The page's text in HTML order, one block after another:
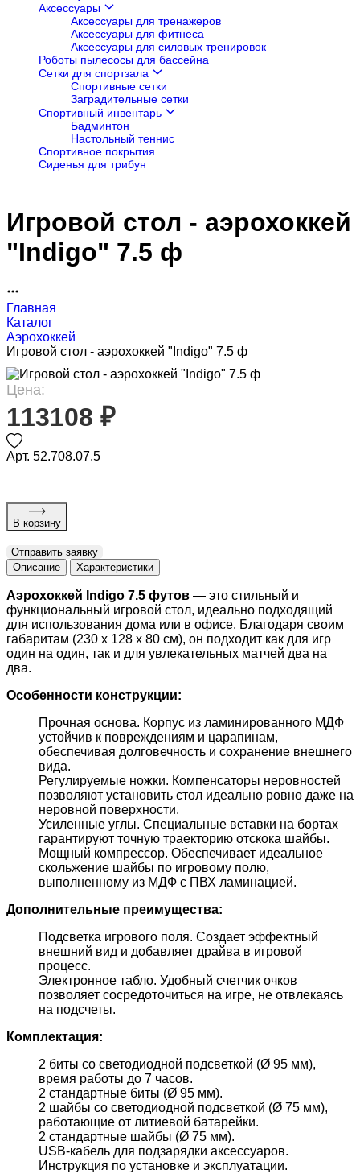
Аксессуары
Аксессуары для тренажеров
Аксессуары для фитнеса
Аксессуары для силовых тренировок
Роботы пылесосы для бассейна
Сетки для спортзала
Спортивные сетки
Заградительные сетки
Спортивный инвентарь
Бадминтон
Настольный теннис
Спортивное покрытия
Сиденья для трибун
Игровой стол - аэрохоккей
"Indigo" 7.5 ф
Главная
Каталог
Аэрохоккей
Игровой стол - аэрохоккей "Indigo" 7.5 ф
Цена:
113108 ₽
Арт. 52.708.07.5
В корзину
Отправить заявку
Описание
Характеристики
Аэрохоккей Indigo 7.5 футов — это стильный и
функциональный игровой стол, идеально подходящий
для использования дома или в офисе. Благодаря своим
габаритам (230 х 128 х 80 см), он подходит как для игр
один на один, так и для увлекательных матчей два на
два.
Особенности конструкции:
Прочная основа. Корпус из ламинированного МДФ
устойчив к повреждениям и царапинам,
обеспечивая долговечность и сохранение внешнего
вида.
Регулируемые ножки. Компенсаторы неровностей
позволяют установить стол идеально ровно даже на
неровной поверхности.
Усиленные углы. Специальные вставки на бортах
гарантируют точную траекторию отскока шайбы.
Мощный компрессор. Обеспечивает идеальное
скольжение шайбы по игровому полю,
выполненному из МДФ с ПВХ ламинацией.
Дополнительные преимущества:
Подсветка игрового поля. Создает эффектный
внешний вид и добавляет драйва в игровой
процесс.
Электронное табло. Удобный счетчик очков
позволяет сосредоточиться на игре, не отвлекаясь
на подсчеты.
Комплектация:
2 биты со светодиодной подсветкой (Ø 95 мм),
время работы до 7 часов.
2 стандартные биты (Ø 95 мм).
2 шайбы со светодиодной подсветкой (Ø 75 мм),
работающие от литиевой батарейки.
2 стандартные шайбы (Ø 75 мм).
USB-кабель для подзарядки аксессуаров.
Инструкция по установке и эксплуатации.